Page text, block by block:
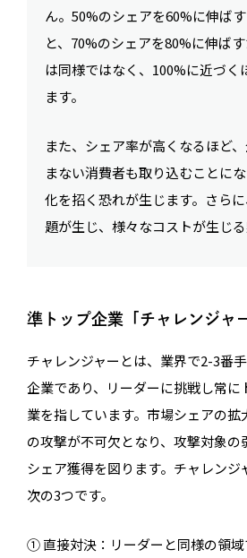
ん。50%のシェアを60%に伸ば
と、70%のシェアを80%に伸ば
は同様ではなく、100%に近づく
ます。
また、シェア率が高くなるほど
まない消費者も取り込むことに
化を招く恐れが生じます。さら
題が生じ、様々なコストが生じる
準トップ企業「チャレンジャ
チャレンジャーとは、業界で2-3番
企業であり、リーダーに挑戦し常に
業を指しています。市場シェアの拡
の攻撃が不可欠となり、攻撃対象の
シェア獲得を図ります。チャレンジ
次の3つです。
① 直接対決：リーダーと同様の領